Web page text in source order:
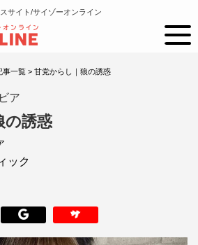
サイト/サイゾーオンライン
事一覧 > 甘党からし｜狼の誘惑
ア
の誘惑
ック